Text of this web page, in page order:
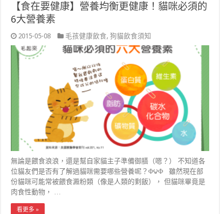
【食在要健康】營養均衡更健康！貓咪必須的
6大營養素
2015-05-08 毛孩健康飲食,狗貓飲食須知
無論是餵食浪浪，還是幫自家貓主子準備御膳（嗯？） 不知道各
位貓友們是否有了解過貓咪需要哪些營養呢？Φ౪Φ 雖然現在部
份貓咪可能常被餵食澱粉類（像是人類的剩飯）， 但貓咪畢竟是
肉食性動物， …
看更多 »